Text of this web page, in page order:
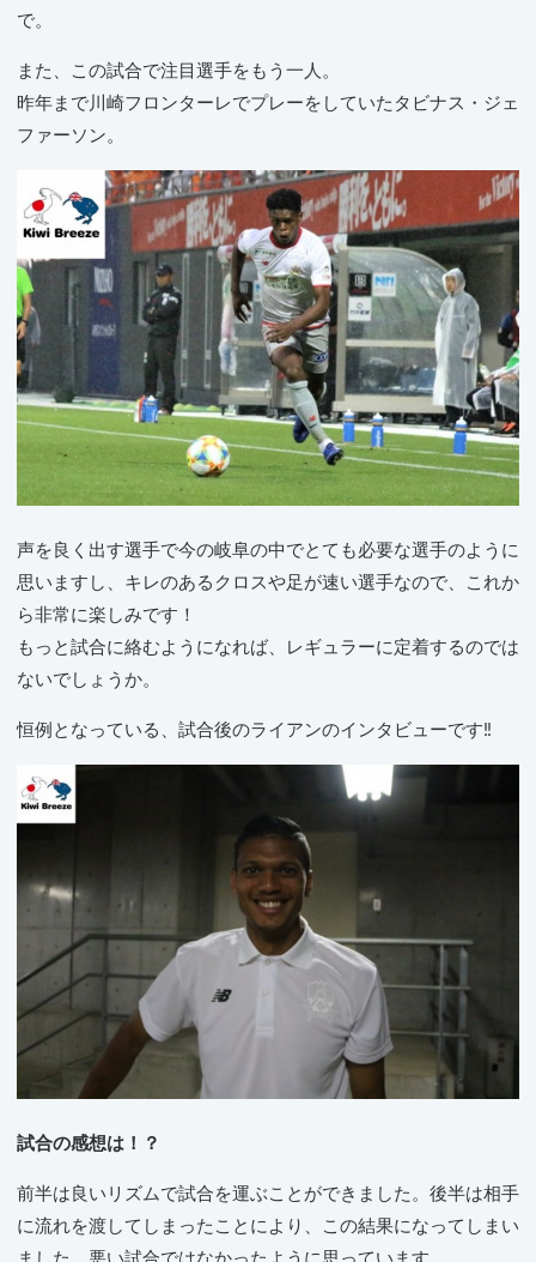
で。
また、この試合で注目選手をもう一人。
昨年まで川崎フロンターレでプレーをしていたタビナス・ジェ
ファーソン。
声を良く出す選手で今の岐阜の中でとても必要な選手のように
思いますし、キレのあるクロスや足が速い選手なので、これか
ら非常に楽しみです！
もっと試合に絡むようになれば、レギュラーに定着するのでは
ないでしょうか。
恒例となっている、試合後のライアンのインタビューです‼
試合の感想は！？
前半は良いリズムで試合を運ぶことができました。後半は相手
に流れを渡してしまったことにより、この結果になってしまい